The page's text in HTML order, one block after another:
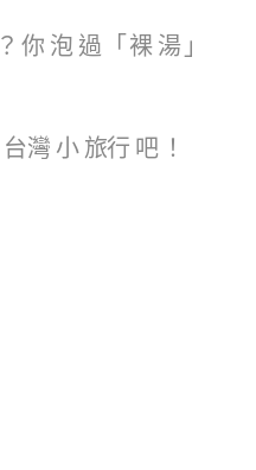
？ 你 泡 過 「 裸 湯」
台灣 小旅行 吧 ！